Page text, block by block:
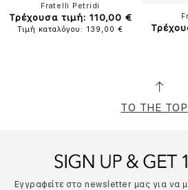
Fratelli Petridi
Τρέχουσα τιμή: 110,00 €
Τιμή καταλόγου: 139,00 €
TO THE TOP
Εγγραφείτε στο newsletter μας για να